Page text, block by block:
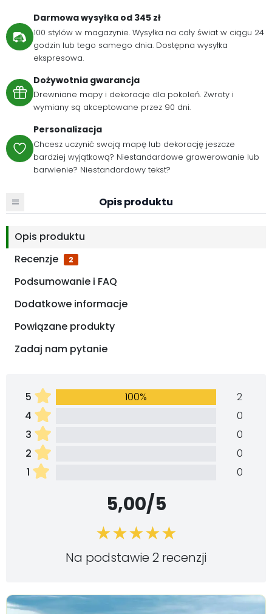
Darmowa wysyłka od 345 zł
100 stylów w magazynie. Wysyłka na cały świat w ciągu 24
godzin lub tego samego dnia. Dostępna wysyłka
ekspresowa.
Dożywotnia gwarancja
Drewniane mapy i dekoracje dla pokoleń. Zwroty i
wymiany są akceptowane przez 90 dni.
Personalizacja
Chcesz uczynić swoją mapę lub dekorację jeszcze
bardziej wyjątkową? Niestandardowe grawerowanie lub
barwienie? Niestandardowy tekst?
Opis produktu
Opis produktu
Recenzje
2
Podsumowanie i FAQ
Dodatkowe informacje
Powiązane produkty
Zadaj nam pytanie
5 100%
2
4
0
3
0
2
0
1
0
5,00/5
Na podstawie 2 recenzji